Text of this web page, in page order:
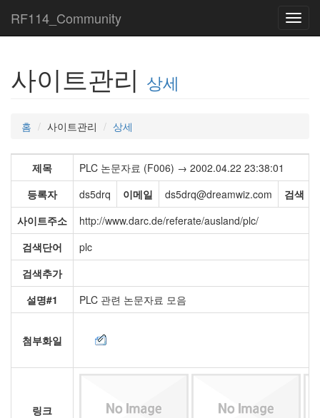
RF114_Community
사이트관리 상세
홈 사이트관리 상세
제목
PLC 논문자료 (F006) → 2002.04.22 23:38:01
등록자
ds5drq 이메일 ds5drq@dreamwiz.com 검색
사이트주소
http://www.darc.de/referate/ausland/plc/
검색단어
plc
검색추가
설명#1
PLC 관련 논문자료 모음
첨부화일
링크